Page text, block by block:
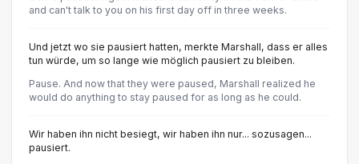
and can't talk to you on his first day off in three weeks.
Und jetzt wo sie pausiert hatten, merkte Marshall, dass er alles
tun würde, um so lange wie möglich pausiert zu bleiben.
Pause. And now that they were paused, Marshall realized he
would do anything to stay paused for as long as he could.
Wir haben ihn nicht besiegt, wir haben ihn nur... sozusagen...
pausiert.